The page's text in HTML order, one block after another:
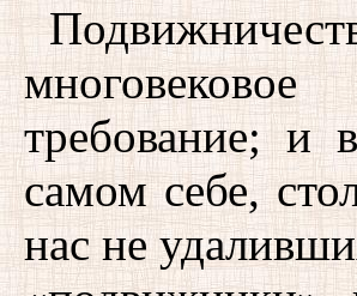
требование; и
самом себе,
нас не